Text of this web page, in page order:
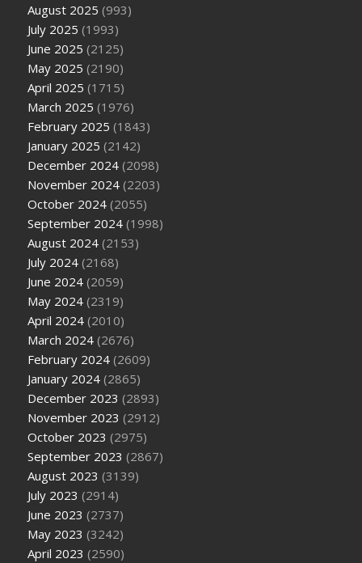
August 2025 (993)
July 2025 (1993)
June 2025 (2125)
May 2025 (2190)
April 2025 (1715)
March 2025 (1976)
February 2025 (1843)
January 2025 (2142)
December 2024 (2098)
November 2024 (2203)
October 2024 (2055)
September 2024 (1998)
August 2024 (2153)
July 2024 (2168)
June 2024 (2059)
May 2024 (2319)
April 2024 (2010)
March 2024 (2676)
February 2024 (2609)
January 2024 (2865)
December 2023 (2893)
November 2023 (2912)
October 2023 (2975)
September 2023 (2867)
August 2023 (3139)
July 2023 (2914)
June 2023 (2737)
May 2023 (3242)
April 2023 (2590)